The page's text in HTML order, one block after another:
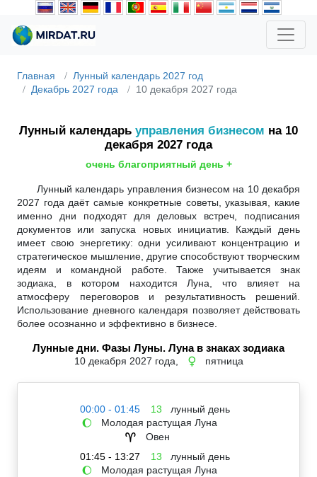
Главная
Лунный календарь 2027 год
Декабрь 2027 года
10 декабря 2027 года
Лунный календарь управления бизнесом на 10
декабря 2027 года
очень благоприятный день +
Лунный календарь управления бизнесом на 10 декабря
2027 года даёт самые конкретные советы, указывая, какие
именно дни подходят для деловых встреч, подписания
документов или запуска новых инициатив. Каждый день
имеет свою энергетику: одни усиливают концентрацию и
стратегическое мышление, другие способствуют творческим
идеям и командной работе. Также учитывается знак
зодиака, в котором находится Луна, что влияет на
атмосферу переговоров и результативность решений.
Использование дневного календаря позволяет действовать
более осознанно и эффективно в бизнесе.
Лунные дни. Фазы Луны. Луна в знаках зодиака
10 декабря 2027 года, ♀ пятница
00:00 - 01:45 13 лунный день
🌔 Молодая растущая Луна
♈
Овен
01:45 - 13:27
13 лунный день
🌔 Молодая растущая Луна